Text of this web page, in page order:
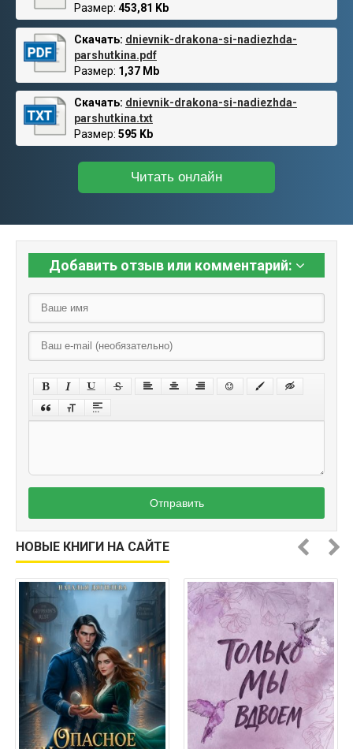
Размер: 453,81 Kb
Скачать: dnievnik-drakona-si-nadiezhda-
parshutkina.pdf
Размер: 1,37 Mb
Скачать: dnievnik-drakona-si-nadiezhda-
parshutkina.txt
Размер: 595 Kb
Читать онлайн
Добавить отзыв или комментарий:
Отправить
НОВЫЕ КНИГИ НА САЙТЕ